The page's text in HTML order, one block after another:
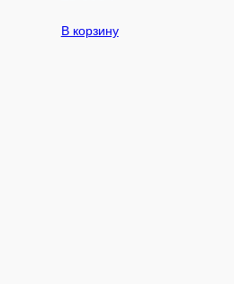
В корзину